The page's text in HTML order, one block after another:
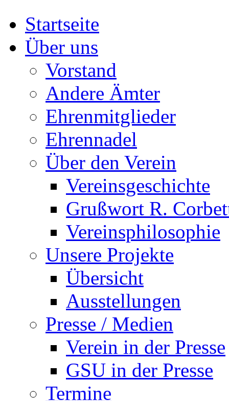
Startseite
Über uns
Vorstand
Andere Ämter
Ehrenmitglieder
Ehrennadel
Über den Verein
Vereinsgeschichte
Grußwort R.
Vereinsphilosophie
Unsere Projekte
Übersicht
Ausstellungen
Presse / Medien
Verein in der Presse
GSU in der Presse
Termine